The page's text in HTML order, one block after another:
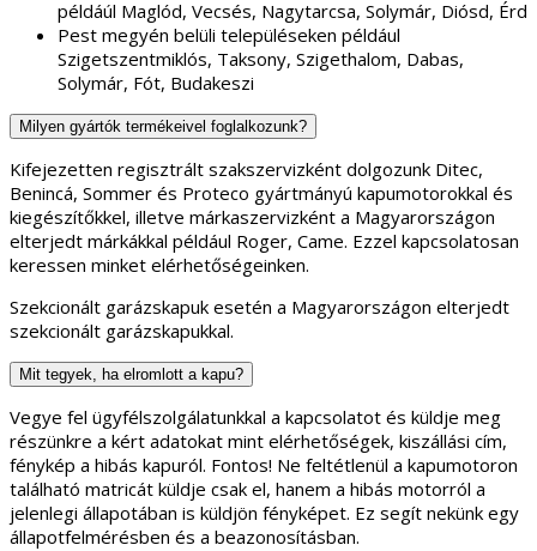
példáúl Maglód, Vecsés, Nagytarcsa, Solymár, Diósd, Érd
Pest megyén belüli településeken például
Szigetszentmiklós, Taksony, Szigethalom, Dabas,
Solymár, Fót, Budakeszi
Milyen gyártók termékeivel foglalkozunk?
Kifejezetten regisztrált szakszervizként dolgozunk Ditec,
Benincá, Sommer és Proteco gyártmányú kapumotorokkal és
kiegészítőkkel, illetve márkaszervizként a Magyarországon
elterjedt márkákkal például Roger, Came. Ezzel kapcsolatosan
keressen minket elérhetőségeinken.
Szekcionált garázskapuk esetén a Magyarországon elterjedt
szekcionált garázskapukkal.
Mit tegyek, ha elromlott a kapu?
Vegye fel ügyfélszolgálatunkkal a kapcsolatot és küldje meg
részünkre a kért adatokat mint elérhetőségek, kiszállási cím,
fénykép a hibás kapuról. Fontos! Ne feltétlenül a kapumotoron
található matricát küldje csak el, hanem a hibás motorról a
jelenlegi állapotában is küldjön fényképet. Ez segít nekünk egy
állapotfelmérésben és a beazonosításban.